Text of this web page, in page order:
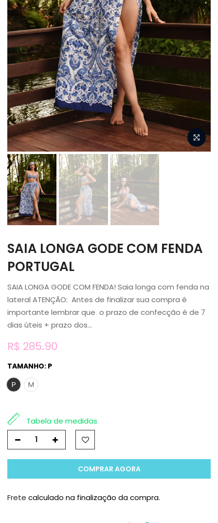
SAIA LONGA GODE COM FENDA
PORTUGAL
SAIA LONGA GODE COM FENDA! Saia longa com fenda na
lateral ATENÇÃO: Antes de finalizar sua compra é
importante lembrar que o prazo de confecção é de 7
dias úteis + prazo dos...
R$ 285.90
TAMANHO: P
P M
Tabela de medidas
COMPRAR AGORA
Frete calculado na finalização da compra.